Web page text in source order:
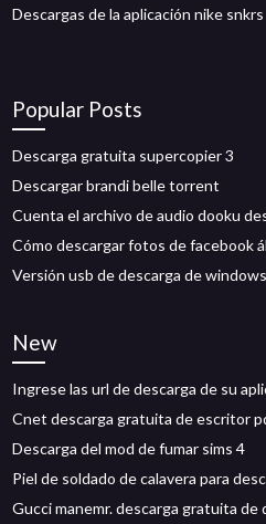
Descargas de la aplicación nike snkrs
Popular Posts
Descarga gratuita supercopier 3
Descargar brandi belle torrent
Cuenta el archivo de audio dooku
Cómo descargar fotos de facebook
Versión usb de descarga de
New
Ingrese las url de descarga de su
Cnet descarga gratuita de escritor
Descarga del mod de fumar sims 4
Piel de soldado de calavera para
Gucci manemr. descarga gratuita de